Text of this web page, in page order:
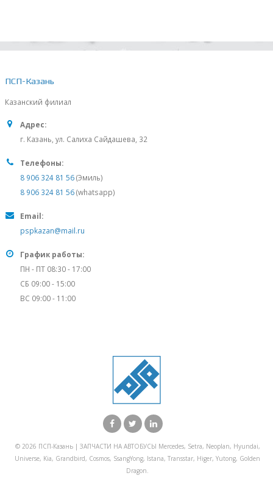
ПСП-Казань
Казанский филиал
Адрес:
г. Казань, ул. Салиха Сайдашева, 32
Телефоны:
8 906 324 81 56(Эмиль)
8 906 324 81 56(whatsapp)
Email:
pspkazan@mail.ru
График работы:
ПН - ПТ 08:30 - 17:00
СБ 09:00 - 15:00
ВС 09:00 - 11:00
© 2026 ПСП-Казань | ЗАПЧАСТИ НА АВТОБУСЫ Mercedes, Setra, Neoplan, Hyundai,
Universe, Kia, Grandbird, Cosmos, SsangYong, Istana, Transstar, Higer, Yutong, Golden
Dragon.